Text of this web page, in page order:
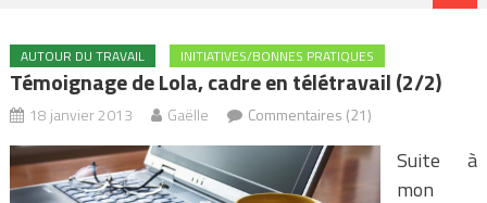
AUTOUR DU TRAVAIL INITIATIVES/BONNES PRATIQUES
Témoignage de Lola, cadre en télétravail (2/2)
18 janvier 2013 Gaëlle Commentaires (21)
Suite à
mon